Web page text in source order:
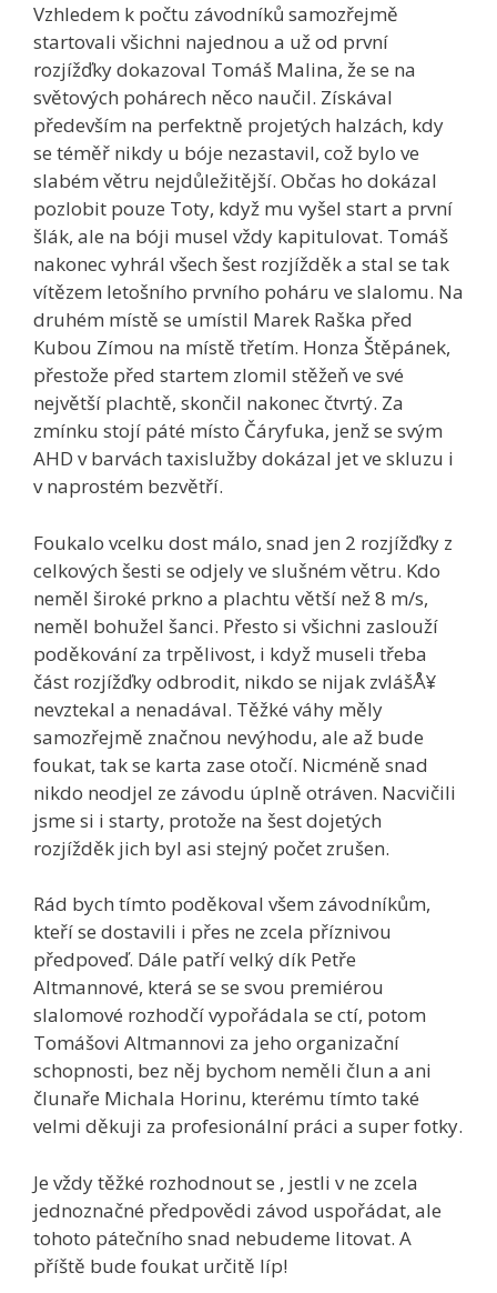
Vzhledem k počtu závodníků samozřejmě
startovali všichni najednou a už od první
rozjížďky dokazoval Tomáš Malina, že se na
světových pohárech něco naučil. Získával
především na perfektně projetých halzách, kdy
se téměř nikdy u bóje nezastavil, což bylo ve
slabém větru nejdůležitější. Občas ho dokázal
pozlobit pouze Toty, když mu vyšel start a první
šlák, ale na bóji musel vždy kapitulovat. Tomáš
nakonec vyhrál všech šest rozjížděk a stal se tak
vítězem letošního prvního poháru ve slalomu. Na
druhém místě se umístil Marek Raška před
Kubou Zímou na místě třetím. Honza Štěpánek,
přestože před startem zlomil stěžeň ve své
největší plachtě, skončil nakonec čtvrtý. Za
zmínku stojí páté místo Čáryfuka, jenž se svým
AHD v barvách taxislužby dokázal jet ve skluzu i
v naprostém bezvětří.
Foukalo vcelku dost málo, snad jen 2 rozjížďky z
celkových šesti se odjely ve slušném větru. Kdo
neměl široké prkno a plachtu větší než 8 m/s,
neměl bohužel šanci. Přesto si všichni zaslouží
poděkování za trpělivost, i když museli třeba
část rozjížďky odbrodit, nikdo se nijak zvlášÅ¥
nevztekal a nenadával. Těžké váhy měly
samozřejmě značnou nevýhodu, ale až bude
foukat, tak se karta zase otočí. Nicméně snad
nikdo neodjel ze závodu úplně otráven. Nacvičili
jsme si i starty, protože na šest dojetých
rozjížděk jich byl asi stejný počet zrušen.
Rád bych tímto poděkoval všem závodníkům,
kteří se dostavili i přes ne zcela příznivou
předpoveď. Dále patří velký dík Petře
Altmannové, která se se svou premiérou
slalomové rozhodčí vypořádala se ctí, potom
Tomášovi Altmannovi za jeho organizační
schopnosti, bez něj bychom neměli člun a ani
člunaře Michala Horinu, kterému tímto také
velmi děkuji za profesionální práci a super fotky.
Je vždy těžké rozhodnout se , jestli v ne zcela
jednoznačné předpovědi závod uspořádat, ale
tohoto pátečního snad nebudeme litovat. A
příště bude foukat určitě líp!